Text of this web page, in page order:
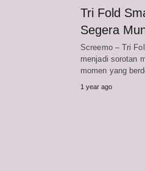
Tri Fold
Segera
Screemo – Tri
menjadi sorotan
momen yang
1 year ago